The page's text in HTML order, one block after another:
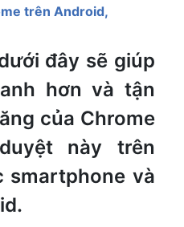
trên Android,
đây sẽ giúp
hơn và tận
của Chrome
này trên
smartphone và